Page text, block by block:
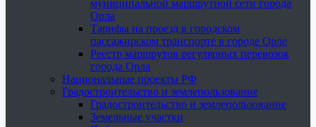
муниципальной маршрутной сети города
Орла
Тарифы на проезд в городском
пассажирском транспорте в городе Орле
Реестр маршрутов регулярных перевозок
города Орла
Национальные проекты РФ
Градостроительство и землепользование
Градостроительство и землепользование
Земельные участки